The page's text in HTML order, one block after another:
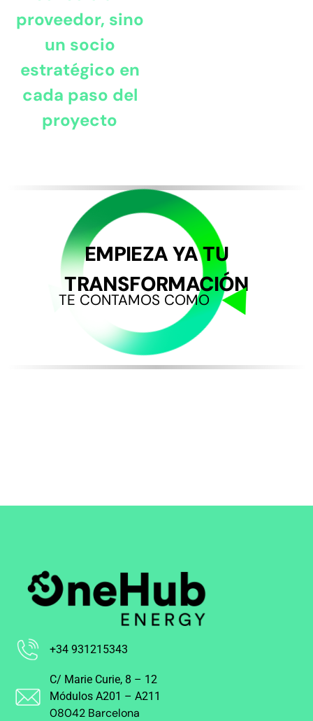
proveedor, sino
un socio
estratégico en
cada paso del
proyecto
EMPIEZA YA TU
TRANSFORMACIÓN
TE CONTAMOS COMO
+34 931215343
C/ Marie Curie, 8 – 12
Módulos A201 – A211
08042 Barcelona